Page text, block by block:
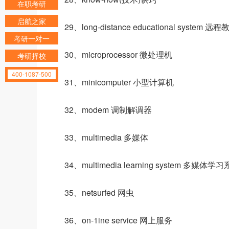
29、long-distance educational system 远程
30、microprocessor 微处理机
31、minicomputer 小型计算机
32、modem 调制解调器
33、multimedia 多媒体
34、multimedia learning system 多媒体学习
35、netsurfed 网虫
36、on-1ine service 网上服务
在职考研
启航之家
考研一对一
考研择校
400-1087-500